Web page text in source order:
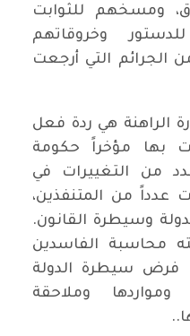
ومسخهم للثوابت
وخروقاتهم
الجرائم التي أرجعت
الراهنة هي ردة فعل
بها مؤخراً حكومة
من التغييرات في
عدداً من المتنفذين،
وسيطرة القانون.
محاسبة الفاسدين
فرض سيطرة الدولة
ومواردها وملاحقة